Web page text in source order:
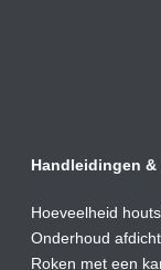
Handleidingen &
Hoeveelheid
Onderhoud afdic
Roken met een